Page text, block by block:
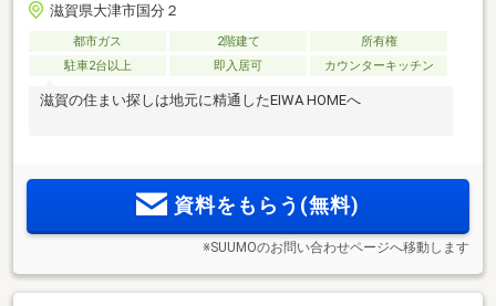
滋賀県大津市国分２
都市ガス 2階建て
所有権
駐車2台以上
即入居可 カウンターキッチン
滋賀の住まい探しは地元に精通したEIWA HOMEへ
資料をもらう(無料)
※SUUMOのお問い合わせページへ移動します